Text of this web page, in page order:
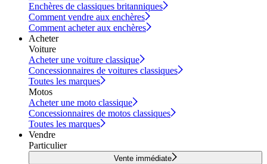
Enchères de classiques britanniques
Comment vendre aux enchères
Comment acheter aux enchères
Acheter
Voiture
Acheter une voiture classique
Concessionnaires de voitures classiques
Toutes les marques
Motos
Acheter une moto classique
Concessionnaires de motos classiques
Toutes les marques
Vendre
Particulier
Vente immédiate